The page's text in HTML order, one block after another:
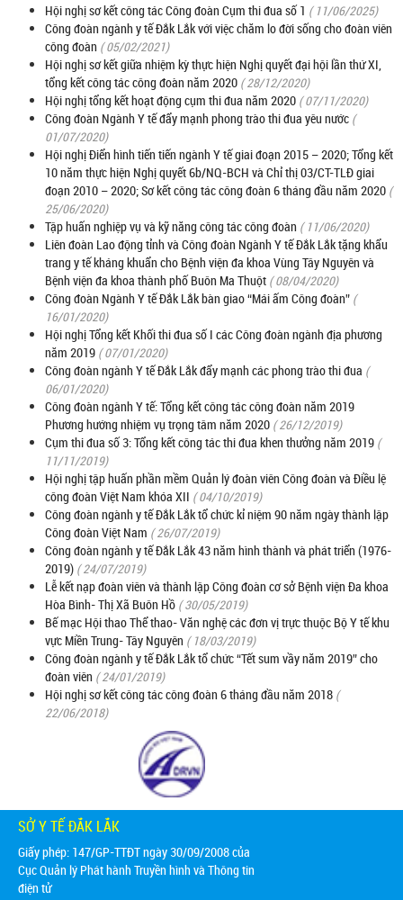
Hội nghị sơ kết công tác Công đoàn Cụm thi đua số 1 ( 11/06/2025)
Công đoàn ngành y tế Đắk Lắk với việc chăm lo đời sống cho đoàn viên
công đoàn ( 05/02/2021)
Hội nghị sơ kết giữa nhiệm kỳ thực hiện Nghị quyết đại hội lần thứ XI,
tổng kết công tác công đoàn năm 2020 ( 28/12/2020)
Hội nghị tổng kết hoạt động cụm thi đua năm 2020 ( 07/11/2020)
Công đoàn Ngành Y tế đẩy mạnh phong trào thi đua yêu nước (
01/07/2020)
Hội nghị Điển hình tiến tiến ngành Y tế giai đoạn 2015 – 2020; Tổng kết
10 năm thực hiện Nghị quyết 6b/NQ-BCH và Chỉ thị 03/CT-TLĐ giai
đoạn 2010 – 2020; Sơ kết công tác công đoàn 6 tháng đầu năm 2020 (
25/06/2020)
Tập huấn nghiệp vụ và kỹ năng công tác công đoàn ( 11/06/2020)
Liên đoàn Lao động tỉnh và Công đoàn Ngành Y tế Đắk Lắk tặng khẩu
trang y tế kháng khuẩn cho Bệnh viện đa khoa Vùng Tây Nguyên và
Bệnh viện đa khoa thành phố Buôn Ma Thuột ( 08/04/2020)
Công đoàn Ngành Y tế Đắk Lắk bàn giao “Mái ấm Công đoàn” (
16/01/2020)
Hội nghị Tổng kết Khối thi đua số I các Công đoàn ngành địa phương
năm 2019 ( 07/01/2020)
Công đoàn ngành Y tế Đắk Lắk đẩy mạnh các phong trào thi đua (
06/01/2020)
Công đoàn ngành Y tế: Tổng kết công tác công đoàn năm 2019
Phương hướng nhiệm vụ trọng tâm năm 2020 ( 26/12/2019)
Cụm thi đua số 3: Tổng kết công tác thi đua khen thưởng năm 2019 (
11/11/2019)
Hội nghị tập huấn phần mềm Quản lý đoàn viên Công đoàn và Điều lệ
công đoàn Việt Nam khóa XII ( 04/10/2019)
Công đoàn ngành y tế Đắk Lắk tổ chức kỉ niệm 90 năm ngày thành lập
Công đoàn Việt Nam ( 26/07/2019)
Công đoàn ngành y tế Đắk Lắk 43 năm hình thành và phát triển (1976-
2019) ( 24/07/2019)
Lễ kết nạp đoàn viên và thành lập Công đoàn cơ sở Bệnh viện Đa khoa
Hòa Bình- Thị Xã Buôn Hồ ( 30/05/2019)
Bế mạc Hội thao Thể thao- Văn nghệ các đơn vị trực thuộc Bộ Y tế khu
vực Miền Trung- Tây Nguyên ( 18/03/2019)
Công đoàn ngành y tế Đắk Lắk tổ chức “Tết sum vầy năm 2019” cho
đoàn viên ( 24/01/2019)
Hội nghị sơ kết công tác công đoàn 6 tháng đầu năm 2018 (
22/06/2018)
SỞ Y TẾ ĐẮK LẮK
Giấy phép: 147/GP-TTĐT ngày 30/09/2008 của
Cục Quản lý Phát hành Truyền hình và Thông tin
điện tử